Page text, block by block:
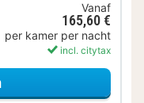
Vanaf
165,60 €
per kamer per nacht
incl. citytax
voor HOTDEAL -